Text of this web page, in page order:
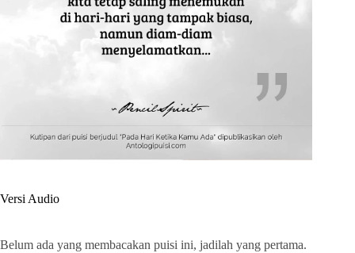
Versi Audio
Belum ada yang membacakan puisi ini, jadilah yang pertama.